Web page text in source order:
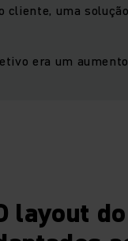
cliente, uma
era um
layout